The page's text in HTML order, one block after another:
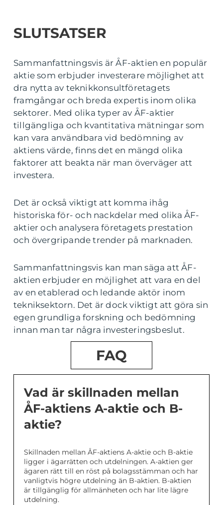
SLUTSATSER
Sammanfattningsvis är ÅF-aktien en populär
aktie som erbjuder investerare möjlighet att
dra nytta av teknikkonsultföretagets
framgångar och breda expertis inom olika
sektorer. Med olika typer av ÅF-aktier
tillgängliga och kvantitativa mätningar som
kan vara användbara vid bedömning av
aktiens värde, finns det en mängd olika
faktorer att beakta när man överväger att
investera.
Det är också viktigt att komma ihåg
historiska för- och nackdelar med olika ÅF-
aktier och analysera företagets prestation
och övergripande trender på marknaden.
Sammanfattningsvis kan man säga att ÅF-
aktien erbjuder en möjlighet att vara en del
av en etablerad och ledande aktör inom
tekniksektorn. Det är dock viktigt att göra sin
egen grundliga forskning och bedömning
innan man tar några investeringsbeslut.
FAQ
Vad är skillnaden mellan
ÅF-aktiens A-aktie och B-
aktie?
Skillnaden mellan ÅF-aktiens A-aktie och B-aktie
ligger i ägarrätten och utdelningen. A-aktien ger
ägaren rätt till en röst på bolagsstämman och har
vanligtvis högre utdelning än B-aktien. B-aktien
är tillgänglig för allmänheten och har lite lägre
utdelning.